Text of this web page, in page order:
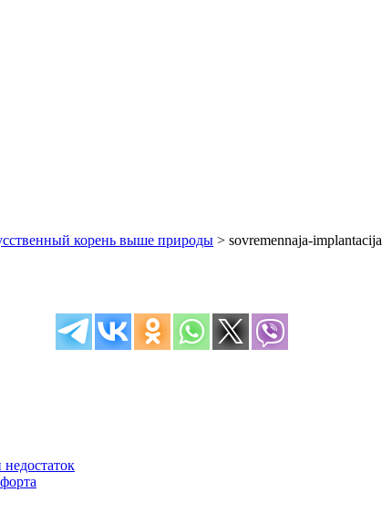
корень выше природы > sovremennaja-implantacija